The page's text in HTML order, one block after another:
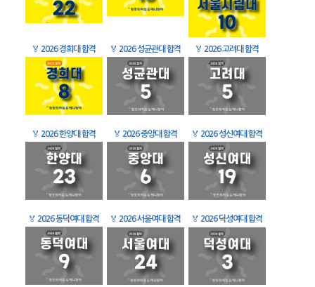
🏅 2026 경희대 합격 🏅 2026 성균관대 합격 🏅 2026 고려대 합격
🏅 2026 한양대 합격 🏅 2026 중앙대 합격 🏅 2026 성신여대 합격
🏅 2026 동덕여대 합격 🏅 2026 서울여대 합격 🏅 2026 덕성여대 합격